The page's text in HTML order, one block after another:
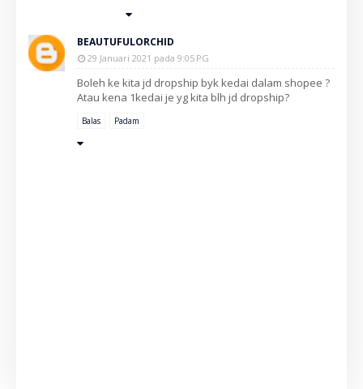
BEAUTUFULORCHID
29 Januari 2021 pada 9:05 PG
Boleh ke kita jd dropship byk kedai dalam shopee ?
Atau kena 1kedai je yg kita blh jd dropship?
Balas Padam